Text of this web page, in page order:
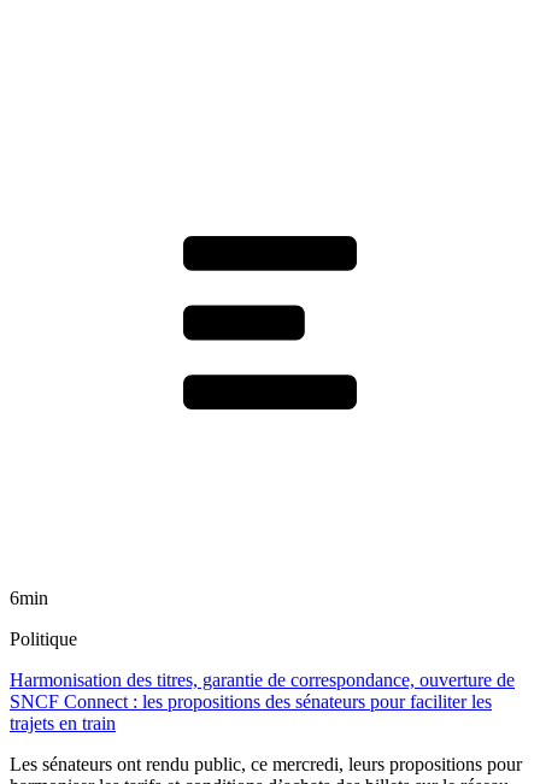
6min
Politique
Harmonisation des titres, garantie de correspondance, ouverture de
SNCF Connect : les propositions des sénateurs pour faciliter les
trajets en train
Les sénateurs ont rendu public, ce mercredi, leurs propositions pour